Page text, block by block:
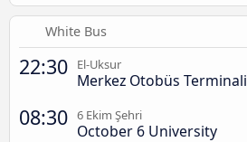
White Bus
22:30 El-Uksur
Merkez Otobüs Terminali
08:30 6 Ekim Şehri
October 6 University